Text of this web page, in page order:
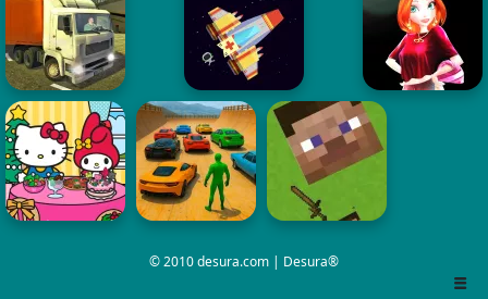
© 2010 desura.com | Desura®